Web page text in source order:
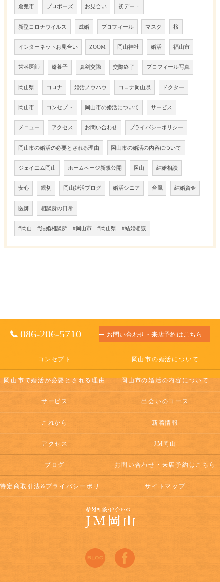
倉敷市 プロポーズ お見合い 初デート
新型コロナウイルス 成婚 プロフィール マスク 桜
インターネットお見合い ZOOM 岡山神社 婚活 福山市
歯科医師 婿養子 真剣交際 交際終了 プロフィール写真
岡山県 コロナ 婚活ノウハウ コロナ岡山県 ドクター
岡山市 コンセプト 岡山市の婚活について サービス
メニュー アクセス お問い合わせ プライバシーポリシー
岡山市の婚活の必要とされる理由 岡山市の婚活の内容について
ジェイエム岡山 ホームページ新規公開 岡山 結婚相談
安心 親切 岡山婚活ブログ 婚活シニア 台風 結婚資金
医師 相談所の日常
#岡山 #結婚相談所 #岡山市 #岡山県 #結婚相談
086-206-5710 お問い合わせ・来店予約はこちら
コンセプト 岡山市の婚活について
岡山市で婚活が必要とされる理由 岡山市の婚活の内容について
サービス 出会いのコース
これから 新着情報
アクセス JM岡山
ブログ お問い合わせ・来店予約はこちら
特定商取引法&プライバシーポリシー サイトマップ